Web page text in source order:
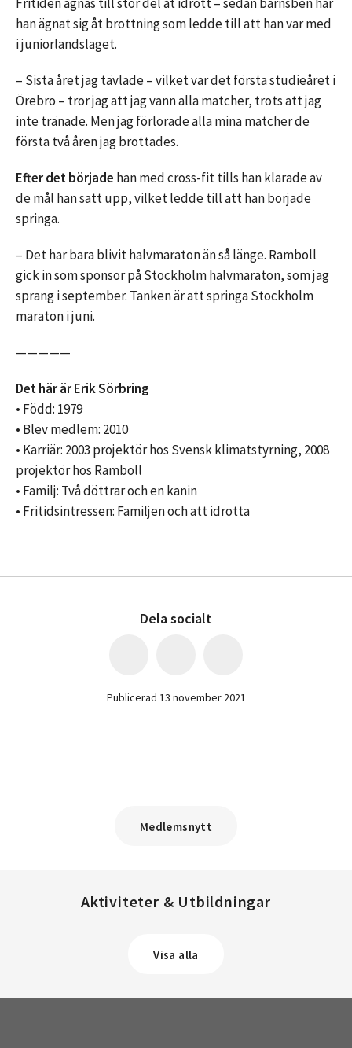
han ägnat sig åt brottning som ledde till att han var med
i juniorlandslaget.
– Sista året jag tävlade – vilket var det första studieåret i
Örebro – tror jag att jag vann alla matcher, trots att jag
inte tränade. Men jag förlorade alla mina matcher de
första två åren jag brottades.
Efter det började han med cross-fit tills han klarade av
de mål han satt upp, vilket ledde till att han började
springa.
– Det har bara blivit halvmaraton än så länge. Ramboll
gick in som sponsor på Stockholm halvmaraton, som jag
sprang i september. Tanken är att springa Stockholm
maraton i juni.
—————
Det här är Erik Sörbring
• Född: 1979
• Blev medlem: 2010
• Karriär: 2003 projektör hos Svensk klimatstyrning, 2008
projektör hos Ramboll
• Familj: Två döttrar och en kanin
• Fritidsintressen: Familjen och att idrotta
Dela socialt
Publicerad 13 november 2021
Medlemsnytt
Aktiviteter & Utbildningar
Visa alla